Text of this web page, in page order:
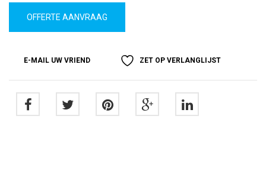
Deluxe
quantity
OFFERTE AANVRAAG
E-MAIL UW VRIEND ZET OP VERLANGLIJST